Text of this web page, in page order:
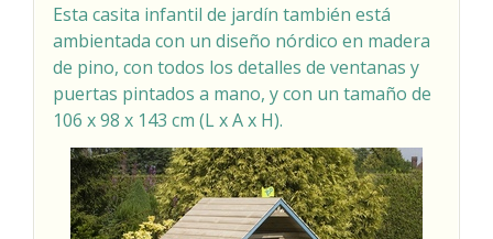
Esta casita infantil de jardín también está
ambientada con un diseño nórdico en madera
de pino, con todos los detalles de ventanas y
puertas pintados a mano, y con un tamaño de
106 x 98 x 143 cm (L x A x H).